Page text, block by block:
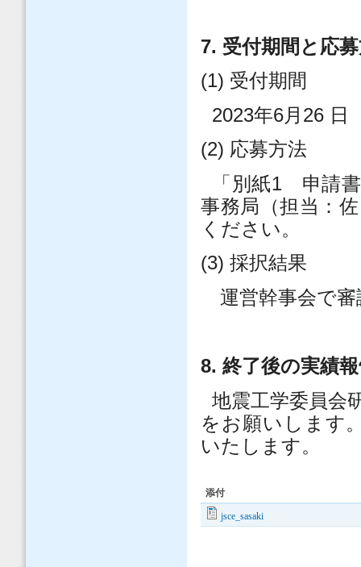
7. 受付期間と応
(1) 受付期間
2023年6月 26 日
(2) 応募方法
「別紙1申請書
事務局（担当：
ください。
(3) 採択結果
運営幹事会で審
8. 終了後の実績
地震工学委員会
をお願いします
いたします。
添付
jsce_sasaki